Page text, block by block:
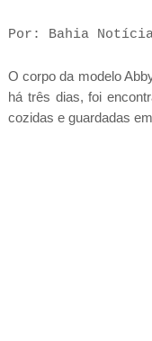
Por: Bahia
O corpo da modelo
há três dias, foi
cozidas e guardadas